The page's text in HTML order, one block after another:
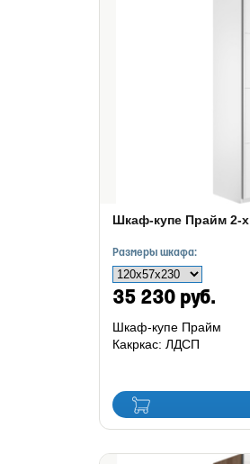
Шкаф-купе Прайм 2-
Размеры шкафа:
35 230 руб.
Шкаф-купе Прайм
Какркас: ЛДСП